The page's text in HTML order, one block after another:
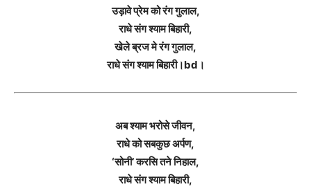
उड़ावे प्रेम को रंग गुलाल,
राधे संग श्याम बिहारी,
खेले ब्रज मे रंग गुलाल,
राधे संग श्याम बिहारी।bd।
अब श्याम भरोसे जीवन,
राधे को सबकुछ अर्पण,
‘सोनी’ करसि तने निहाल,
राधे संग श्याम बिहारी,